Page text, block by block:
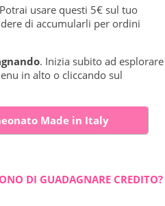
usare questi 5€ sul tuo
di accumularli per ordini
. Inizia subito ad esplorare
in alto o cliccando sul
Made in Italy
DI GUADAGNARE CREDITO?